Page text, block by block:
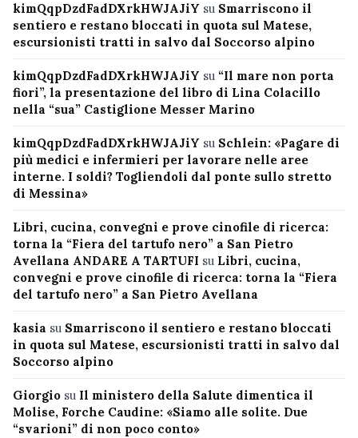
kimQqpDzdFadDXrkHWJAJiY su Smarriscono il
sentiero e restano bloccati in quota sul Matese,
escursionisti tratti in salvo dal Soccorso alpino
kimQqpDzdFadDXrkHWJAJiY su “Il mare non porta
fiori”, la presentazione del libro di Lina Colacillo
nella “sua” Castiglione Messer Marino
kimQqpDzdFadDXrkHWJAJiY su Schlein: «Pagare di
più medici e infermieri per lavorare nelle aree
interne. I soldi? Togliendoli dal ponte sullo stretto
di Messina»
Libri, cucina, convegni e prove cinofile di ricerca:
torna la “Fiera del tartufo nero” a San Pietro
Avellana ANDARE A TARTUFI su Libri, cucina,
convegni e prove cinofile di ricerca: torna la “Fiera
del tartufo nero” a San Pietro Avellana
kasia su Smarriscono il sentiero e restano bloccati
in quota sul Matese, escursionisti tratti in salvo dal
Soccorso alpino
Giorgio su Il ministero della Salute dimentica il
Molise, Forche Caudine: «Siamo alle solite. Due
“svarioni” di non poco conto»